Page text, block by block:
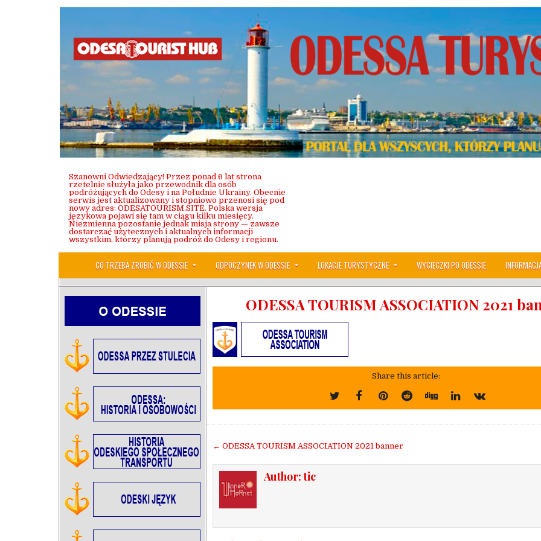
Szanowni Odwiedzający! Przez ponad 6 lat strona
rzetelnie służyła jako przewodnik dla osób
podróżujących do Odesy i na Południe Ukrainy. Obecnie
serwis jest aktualizowany i stopniowo przenosi się pod
nowy adres: ODESATOURISM.SITE. Polska wersja
językowa pojawi się tam w ciągu kilku miesięcy.
Niezmienna pozostanie jednak misja strony — zawsze
dostarczać użytecznych i aktualnych informacji
wszystkim, którzy planują podróż do Odesy i regionu.
CO TRZEBA ZROBIĆ W ODESSIE ODPOCZYNEK W ODESSIE LOKACJE TURYSTYCZNE WYCIECZKI PO ODESSIE
ODESSA TOURISM ASSOCIATION 2021
Share this article:
Nawigacja
wpisu
← ODESSA TOURISM ASSOCIATION 2021 banner
Author:tic